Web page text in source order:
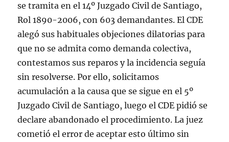
se tramita en el 14º Juzgado Civil de Santiago,
Rol 1890-2006, con 603 demandantes. El CDE
alegó sus habituales objeciones dilatorias para
que no se admita como demanda colectiva,
contestamos sus reparos y la incidencia seguía
sin resolverse. Por ello, solicitamos
acumulación a la causa que se sigue en el 5º
Juzgado Civil de Santiago, luego el CDE pidió se
declare abandonado el procedimiento. La juez
cometió el error de aceptar esto último sin